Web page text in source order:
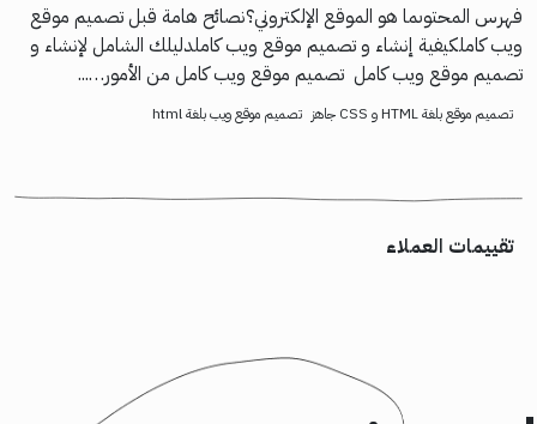
فهرس المحتوىما هو الموقع الإلكتروني؟نصائح هامة قبل تصميم موقع
ويب كاملكيفية إنشاء و تصميم موقع ويب كاملدليلك الشامل لإنشاء و
تصميم موقع ويب كامل تصميم موقع ويب كامل من الأمور…...
تصميم موقع بلغة HTML و CSS جاهز تصميم موقع ويب بلغة html
تقييمات العملاء